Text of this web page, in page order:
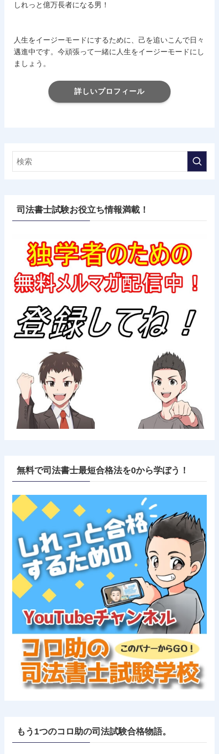
しれっと億万長者になる男！
人生をイージーモードにするために、己を追いこんで日々
邁進中です。今頑張って一緒に人生をイージーモードにし
ましょう。
詳しいプロフィール
司法書士試験お役立ち情報満載！
無料で司法書士最短合格法を0から学ぼう！
もう1つのコロ助の司法試験合格物語。